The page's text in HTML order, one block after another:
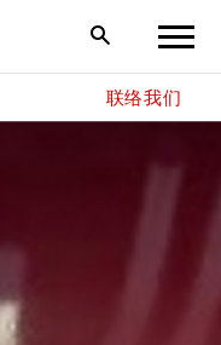
联络我们